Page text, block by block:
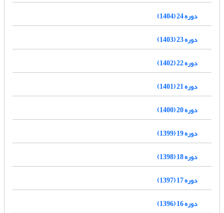
دوره 24 (1404)
دوره 23 (1403)
دوره 22 (1402)
دوره 21 (1401)
دوره 20 (1400)
دوره 19 (1399)
دوره 18 (1398)
دوره 17 (1397)
دوره 16 (1396)